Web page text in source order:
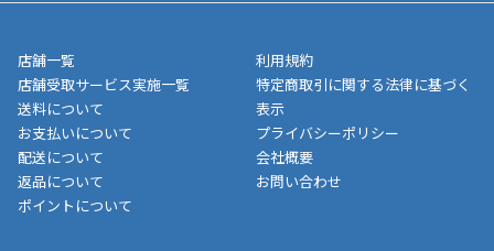
■商品によっては一部決済方法が使用できない場合がございま
す。
業日にてお引渡しとなります。(離島などの場合、例外もあります)
メーカー直送品など一部商品については、その他商品との購入に
制限がかかる場合がございます。また発送日についても、通常と
異なる場合がございます。対象商品の説明ページをご確認くださ
い。
■店舗受取をご選択いただいた場合
ご注文が確認出来次第、お受取される店舗在庫を使用してご準備
をさせていただきます。店舗に在庫がない場合は店舗よりお取り
店舗一覧
店舗受取サービス実施一覧
送料について
お支払いについて
配送について
返品について
ポイントについて
利用規約
特定商取引に関する法律に基づく
表示
プライバシーポリシー
会社概要
お問い合わせ